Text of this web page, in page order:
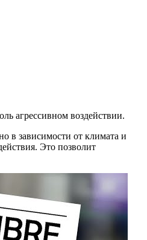
агрессивном воздействии.
в зависимости от климата и
Это позволит